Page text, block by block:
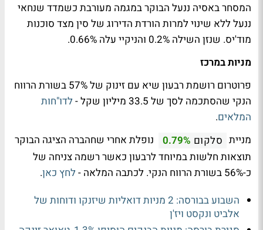
המסחר באסיה ננעל הבוקר במגמה מעורבת כשמדד שנחאי
ננעל ללא שינוי למרות הורדת הדירוג של סין מצד סוכנות
מוד'יס. שנזן השילה 0.2% והניקיי עלה 0.66%.
מניות במרכז
פרוטרום רושמת רבעון שיא עם זינוק של 57% בשורת הרווח
הנקי שהסתכמה לסך של 33.5 מיליון שקל -
לדו"חות
המלאים.
מניית סלקום 0.79%
נופלת אחרי שחהברה הציגה הבוקר
תוצאות חלשות במיוחד לרבעון כאשר רשמה צניחה של
כ-56% בשורת הרווח הנקי. לכתבה המלאה -
לחץ כאן.
השבוע בבורסה: 2 מניות דואליות שיזנקו ודוחות של
אלביט ונקסט ויז'ן